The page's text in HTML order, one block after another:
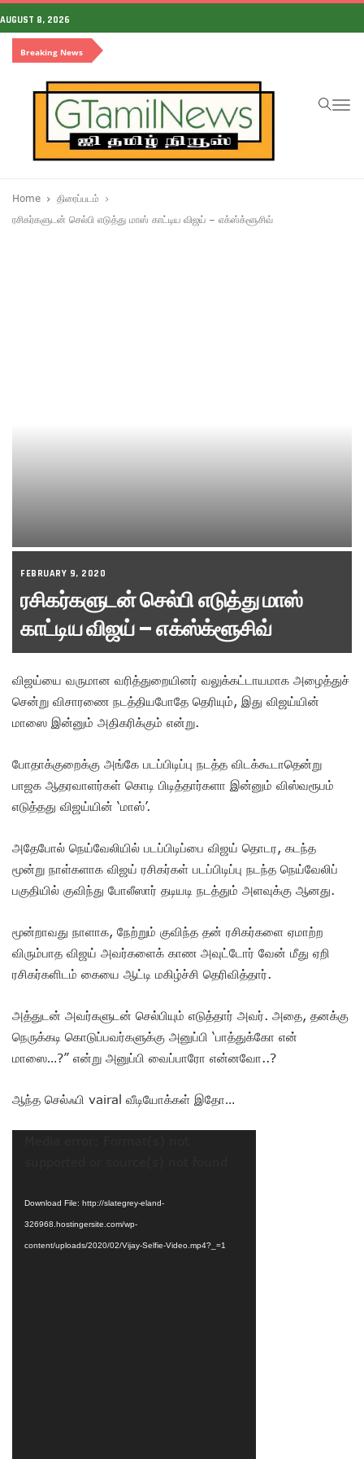
AUGUST 8, 2026
Breaking News
Home
திரைப்படம்
ரசிகர்களுடன் செல்பி எடுத்து மாஸ் காட்டிய விஜய் – எக்ஸ்க்ளூசிவ்
FEBRUARY 9, 2020
ரசிகர்களுடன் செல்பி எடுத்து மாஸ்
காட்டிய விஜய் – எக்ஸ்க்ளூசிவ்
விஜய்யை வருமான வரித்துறையினர் வலுக்கட்டாயமாக அழைத்துச்
சென்று விசாரணை நடத்தியபோதே தெரியும், இது விஜய்யின்
மாஸை இன்னும் அதிகரிக்கும் என்று.
போதாக்குறைக்கு அங்கே படப்பிடிப்பு நடத்த விடக்கூடாதென்று
பாஜக ஆதரவாளர்கள் கொடி பிடித்தார்களா இன்னும் விஸ்வரூபம்
எடுத்தது விஜய்யின் ‘மாஸ்’.
அதேபோல் நெய்வேலியில் படப்பிடிப்பை விஜய் தொடர, கடந்த
மூன்று நாள்களாக விஜய் ரசிகர்கள் படப்பிடிப்பு நடந்த நெய்வேலிப்
பகுதியில் குவிந்து போலீஸார் தடியடி நடத்தும் அளவுக்கு ஆனது.
மூன்றாவது நாளாக, நேற்றும் குவிந்த தன் ரசிகர்களை ஏமாற்ற
விரும்பாத விஜய் அவர்களைக் காண அவுட்டோர் வேன் மீது ஏறி
ரசிகர்களிடம் கையை ஆட்டி மகிழ்ச்சி தெரிவித்தார்.
அத்துடன் அவர்களுடன் செல்பியும் எடுத்தார் அவர். அதை, தனக்கு
நெருக்கடி கொடுப்பவர்களுக்கு அனுப்பி ‘பாத்துக்கோ என்
மாஸை…?” என்று அனுப்பி வைப்பாரோ என்னவோ..?
ஆந்த செல்ஃபி vairal வீடியோக்கள் இதோ…
Download File: http://slategrey-eland-
326968.hostingersite.com/wp-
content/uploads/2020/02/Vijay-Selfie-Video.mp4?_=1